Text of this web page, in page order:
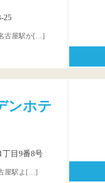
25
古屋駅か[…]
ンホテ
目9番8号
屋駅よ[…]